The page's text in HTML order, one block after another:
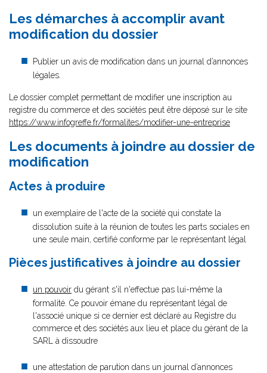
Les démarches à accomplir avant
modification du dossier
Publier un avis de modification dans un journal d’annonces
légales.
Le dossier complet permettant de modifier une inscription au
registre du commerce et des sociétés peut être déposé sur le site
https://www.infogreffe.fr/formalites/modifier-une-entreprise
Les documents à joindre au dossier de
modification
Actes à produire
un exemplaire de l'acte de la société qui constate la
dissolution suite à la réunion de toutes les parts sociales en
une seule main, certifié conforme par le représentant légal
Pièces justificatives à joindre au dossier
un pouvoir du gérant s'il n'effectue pas lui-même la
formalité. Ce pouvoir émane du représentant légal de
l'associé unique si ce dernier est déclaré au Registre du
commerce et des sociétés aux lieu et place du gérant de la
SARL à dissoudre
une attestation de parution dans un journal d’annonces